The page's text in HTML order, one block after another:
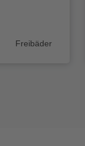
Kategorie
Freibäder